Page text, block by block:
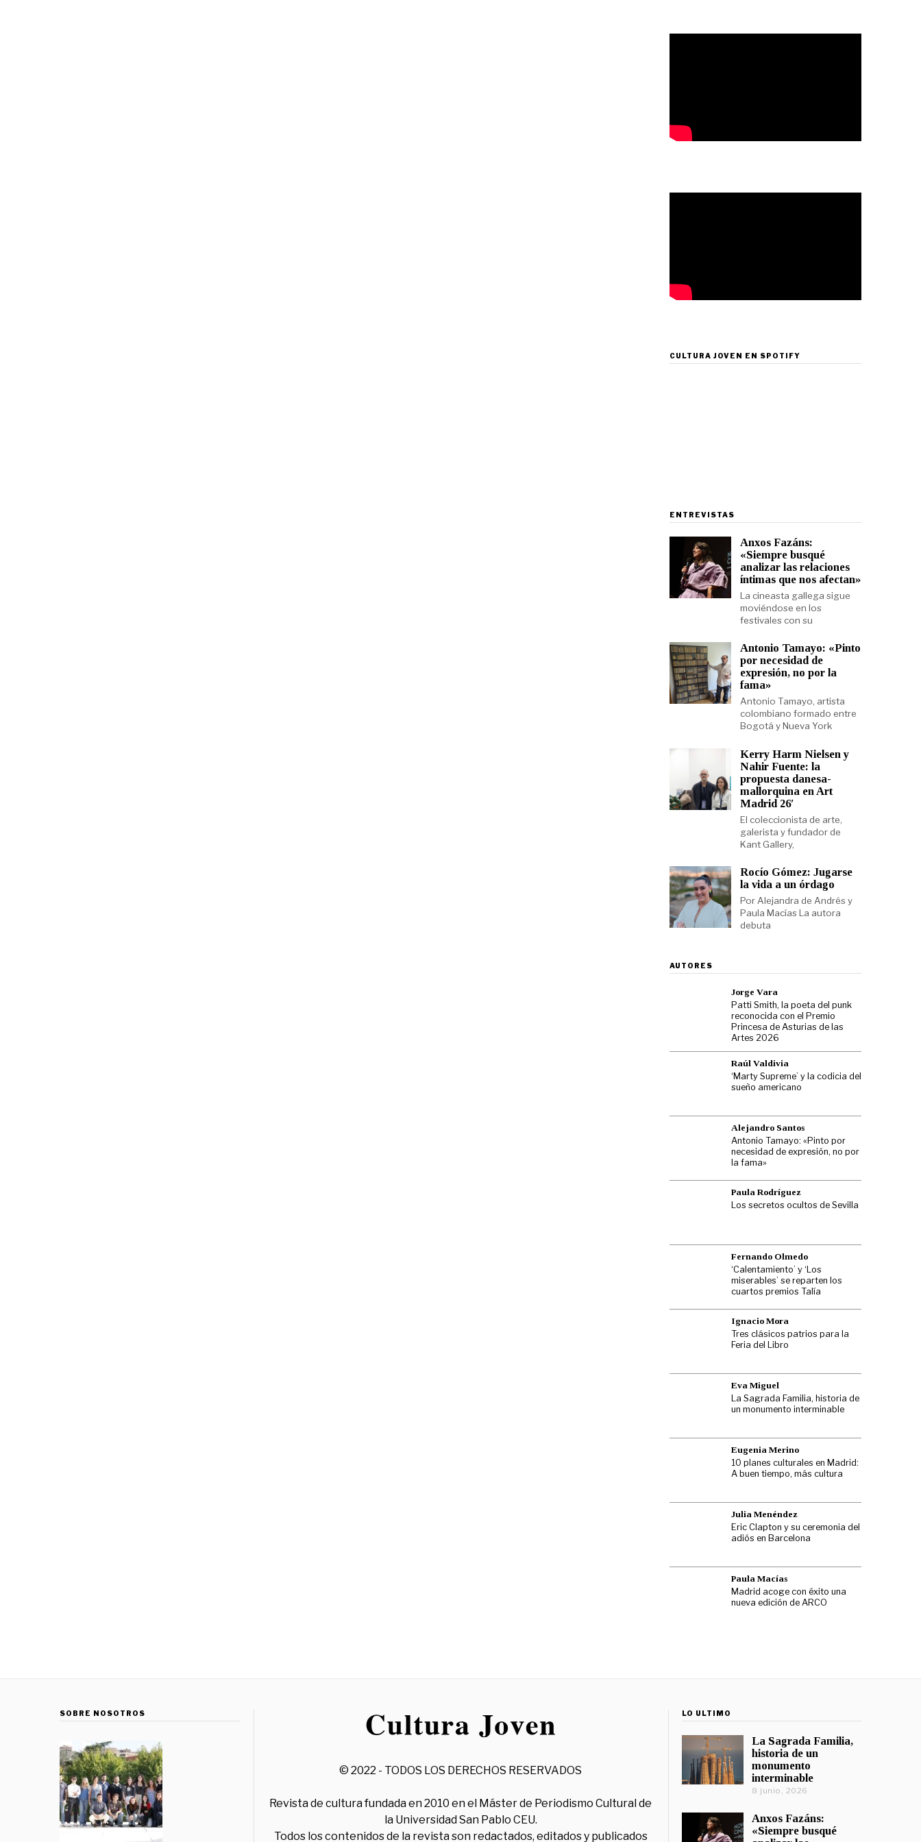
CULTURA JOVEN EN SPOTIFY
ENTREVISTAS
Anxos Fazáns:
«Siempre busqué
analizar las relaciones
íntimas que nos afectan»
La cineasta gallega sigue
moviéndose en los
festivales con su
Antonio Tamayo: «Pinto
por necesidad de
expresión, no por la
fama»
Antonio Tamayo, artista
colombiano formado entre
Bogotá y Nueva York
Kerry Harm Nielsen y
Nahir Fuente: la
propuesta danesa-
mallorquina en Art
Madrid 26′
El coleccionista de arte,
galerista y fundador de
Kant Gallery,
Rocío Gómez: Jugarse
la vida a un órdago
Por Alejandra de Andrés y
Paula Macías La autora
debuta
AUTORES
Jorge Vara
Patti Smith, la poeta del punk
reconocida con el Premio
Princesa de Asturias de las
Artes 2026
Raúl Valdivia
‘Marty Supreme’ y la codicia del
sueño americano
Alejandro Santos
Antonio Tamayo: «Pinto por
necesidad de expresión, no por
la fama»
Paula Rodríguez
Los secretos ocultos de Sevilla
Fernando Olmedo
‘Calentamiento’ y ‘Los
miserables’ se reparten los
cuartos premios Talía
Ignacio Mora
Tres clásicos patrios para la
Feria del Libro
Eva Miguel
La Sagrada Familia, historia de
un monumento interminable
Eugenia Merino
10 planes culturales en Madrid:
A buen tiempo, más cultura
Julia Menéndez
Eric Clapton y su ceremonia del
adiós en Barcelona
Paula Macías
Madrid acoge con éxito una
nueva edición de ARCO
SOBRE NOSOTROS
© 2022 - TODOS LOS DERECHOS RESERVADOS
Revista de cultura fundada en 2010 en el Máster de Periodismo Cultural de
la Universidad San Pablo CEU.
Todos los contenidos de la revista son redactados, editados y publicados
LO ÚLTIMO
La Sagrada Familia,
historia de un
monumento
interminable
8 junio, 2026
Anxos Fazáns:
«Siempre busqué